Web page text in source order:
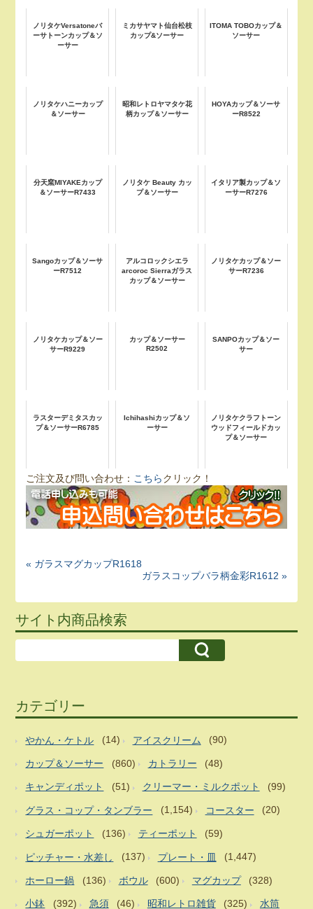
ノリタケVersatoneバ
ーサトーンカップ＆ソ
ーサー
ミカサヤマト仙台松枝
カップ&ソーサー
ITOMA TOBOカップ＆
ソーサー
ノリタケハニーカップ
＆ソーサー
昭和レトロヤマタケ花
柄カップ＆ソーサー
HOYAカップ＆ソーサ
ーR8522
分天窯MIYAKEカップ
＆ソーサーR7433
ノリタケ Beauty カッ
プ＆ソーサー
イタリア製カップ＆ソ
ーサーR7276
Sangoカップ＆ソーサ
ーR7512
アルコロックシエラ
arcoroc Sierraガラス
カップ＆ソーサー
ノリタケカップ＆ソー
サーR7236
ノリタケカップ＆ソー
サーR9229
カップ＆ソーサー
R2502
SANPOカップ＆ソー
サー
ラスターデミタスカッ
プ＆ソーサーR6785
Ichihashiカップ＆ソ
ーサー
ノリタケクラフトーン
ウッドフィールドカッ
プ＆ソーサー
ご注文及び問い合わせ： こちらクリック！
« ガラスマグカップR1618
ガラスコップバラ柄金彩R1612 »
サイト内商品検索
カテゴリー
やかん・ケトル (14) アイスクリーム (90)
カップ＆ソーサー (860) カトラリー (48)
キャンディポット (51) クリーマー・ミルクポット (99)
グラス・コップ・タンブラー (1,154) コースター (20)
シュガーポット (136) ティーポット (59)
ピッチャー・水差し (137) プレート・皿 (1,447)
ホーロー鍋 (136) ボウル (600) マグカップ (328)
小鉢 (392) 急須 (46) 昭和レトロ雑貨 (325) 水筒